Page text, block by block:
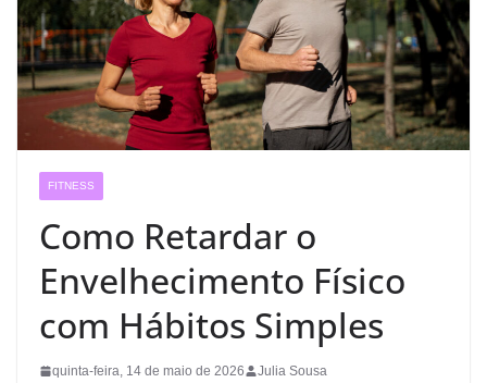
FITNESS
Como Retardar o
Envelhecimento Físico
com Hábitos Simples
quinta-feira, 14 de maio de 2026 Julia Sousa